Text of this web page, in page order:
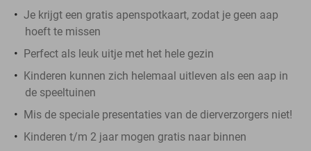
Je krijgt een gratis apenspotkaart, zodat je geen aap
hoeft te missen
Perfect als leuk uitje met het hele gezin
Kinderen kunnen zich helemaal uitleven als een aap in
de speeltuinen
Mis de speciale presentaties van de dierverzorgers niet!
Kinderen t/m 2 jaar mogen gratis naar binnen